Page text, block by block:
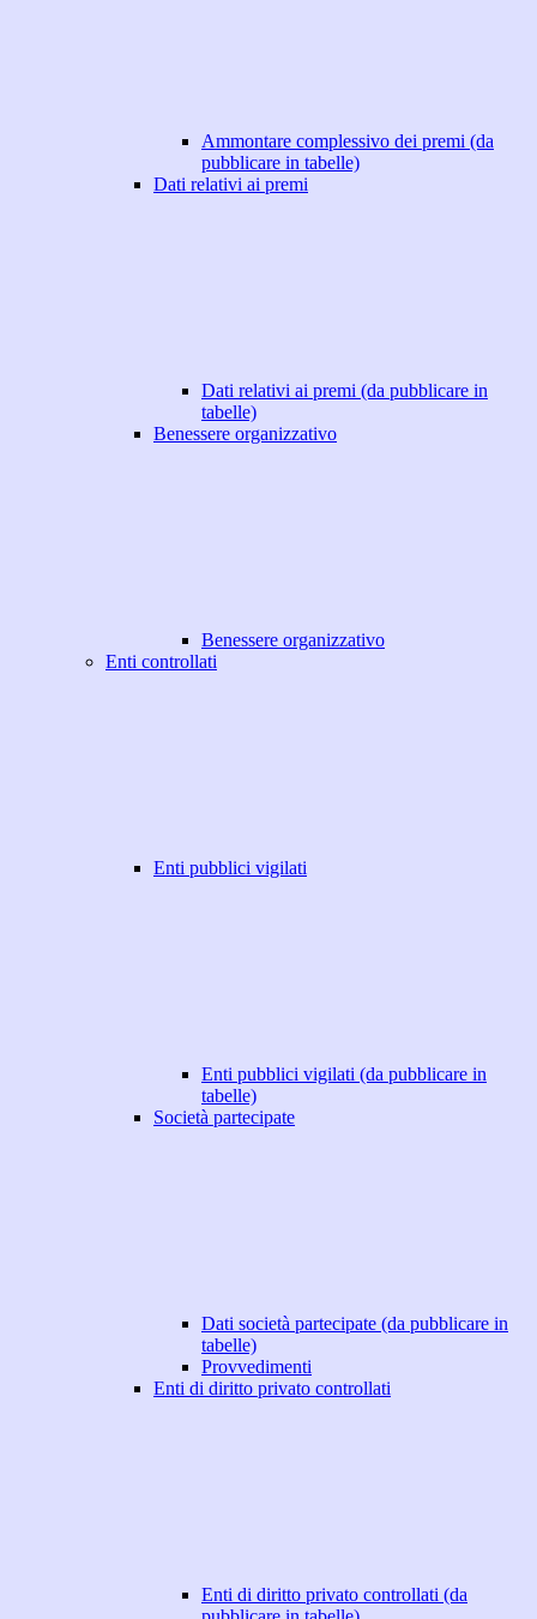
Ammontare complessivo dei premi (da
pubblicare in tabelle)
Dati relativi ai premi
Dati relativi ai premi (da pubblicare in
tabelle)
Benessere organizzativo
Benessere organizzativo
Enti controllati
Enti pubblici vigilati
Enti pubblici vigilati (da pubblicare in
tabelle)
Società partecipate
Dati società partecipate (da pubblicare in
tabelle)
Provvedimenti
Enti di diritto privato controllati
Enti di diritto privato controllati (da